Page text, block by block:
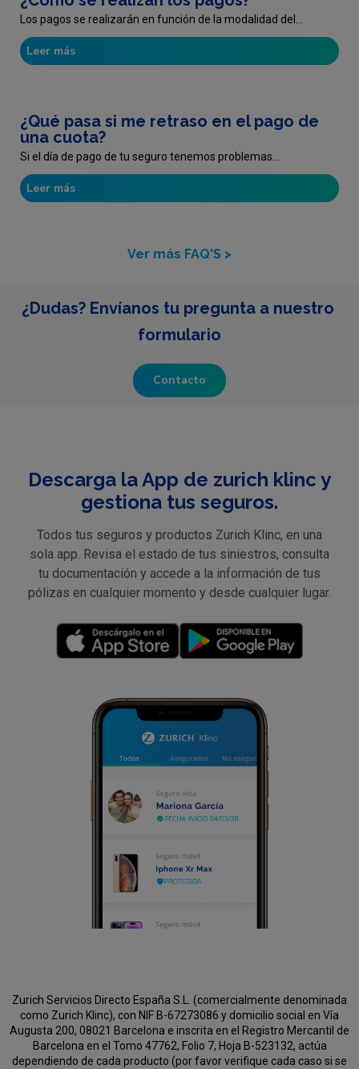
Los pagos se realizarán en función de la modalidad del...
Leer más
¿Qué pasa si me retraso en el pago de
una cuota?
Si el día de pago de tu seguro tenemos problemas...
Leer más
Ver más FAQ'S >
¿Dudas? Envíanos tu pregunta a nuestro
formulario
Contacto
Descarga la App de zurich klinc y
gestiona tus seguros.
Todos tus seguros y productos Zurich Klinc, en una
sola app. Revisa el estado de tus siniestros, consulta
tu documentación y accede a la información de tus
pólizas en cualquier momento y desde cualquier lugar.
Zurich Servicios Directo España S.L. (comercialmente denominada
como Zurich Klinc), con NIF B-67273086 y domicilio social en Vía
Augusta 200, 08021 Barcelona e inscrita en el Registro Mercantil de
Barcelona en el Tomo 47762, Folio 7, Hoja B-523132, actúa
dependiendo de cada producto (por favor verifique cada caso si se